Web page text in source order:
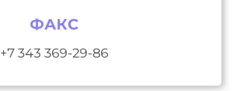
ФАКС
+7 343 369-29-86